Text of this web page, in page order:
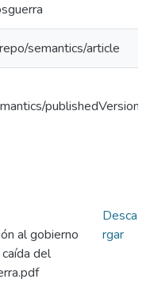
semantics/article
publishedVersion
al gobierno
del
Desca
rgar